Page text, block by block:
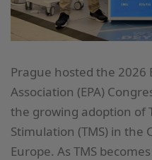
Prague hosted the 2026
Association (EPA)
the growing adoption of
Stimulation (TMS) in the
Europe. As TMS